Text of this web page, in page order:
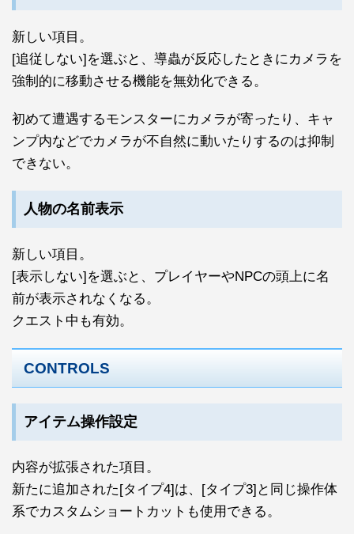
新しい項目。
[追従しない]を選ぶと、導蟲が反応したときにカメラを
強制的に移動させる機能を無効化できる。
初めて遭遇するモンスターにカメラが寄ったり、キャ
ンプ内などでカメラが不自然に動いたりするのは抑制
できない。
人物の名前表示
新しい項目。
[表示しない]を選ぶと、プレイヤーやNPCの頭上に名
前が表示されなくなる。
クエスト中も有効。
CONTROLS
アイテム操作設定
内容が拡張された項目。
新たに追加された[タイプ4]は、[タイプ3]と同じ操作体
系でカスタムショートカットも使用できる。